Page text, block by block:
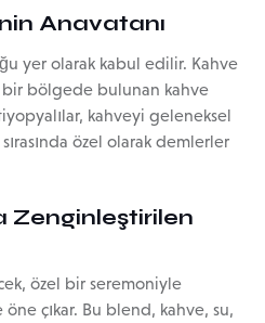
Anavatanı
yer olarak kabul edilir. Kahve
bir bölgede bulunan kahve
kahveyi geleneksel
özel olarak demlerler
Zenginleştirilen
özel bir seremoniyle
çıkar. Bu blend, kahve, su,